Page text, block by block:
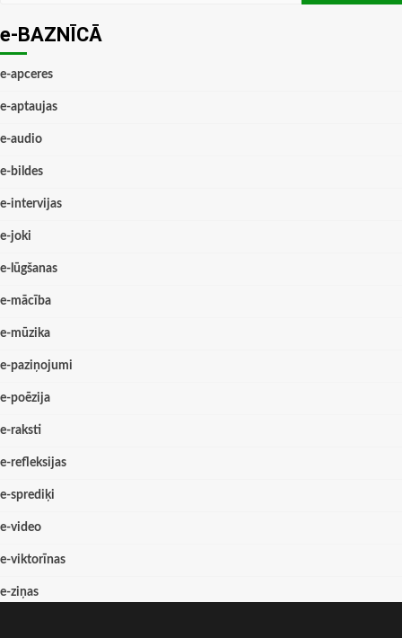
e-BAZNĪCĀ
e-apceres
e-aptaujas
e-audio
e-bildes
e-intervijas
e-joki
e-lūgšanas
e-mācība
e-mūzika
e-paziņojumi
e-poēzija
e-raksti
e-refleksijas
e-sprediķi
e-video
e-viktorīnas
e-ziņas